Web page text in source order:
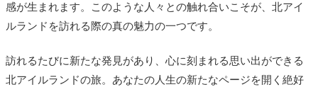
感が生まれます。このような人々との触れ合いこそが、北アイ
ルランドを訪れる際の真の魅力の一つです。
訪れるたびに新たな発見があり、心に刻まれる思い出ができる
北アイルランドの旅。あなたの人生の新たなページを開く絶好